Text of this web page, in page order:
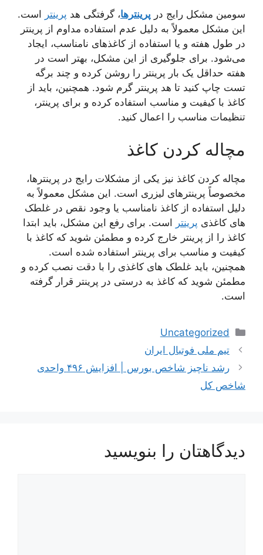
سومین مشکل رایج در پرینترها، گرفتگی هد پرینتر
است.
این مشکل معمولاً به دلیل عدم استفاده مداوم از پرینتر
در طول هفته و یا استفاده از کاغذهای نامناسب، ایجاد
می‌شود. برای جلوگیری از این مشکل، بهتر است در
هفته حداقل یک بار پرینتر را روشن کرده و چند برگه
تست چاپ کنید تا هد پرینتر گرم شود. همچنین، باید از
کاغذ با کیفیت و مناسب استفاده کرده و برای پرینتر،
تنظیمات مناسب را اعمال کنید.
مچاله کردن کاغذ
مچاله کردن کاغذ نیز یکی از مشکلات رایج در پرینترها،
مخصوصاً پرینترهای لیزری است. این مشکل معمولاً به
دلیل استفاده از کاغذ نامناسب یا وجود نقص در غلطک
های کاغذی پرینتر است. برای رفع این مشکل، باید ابتدا
کاغذ را از پرینتر خارج کرده و مطمئن شوید که کاغذ با
کیفیت و مناسب برای پرینتر استفاده شده است.
همچنین، باید غلطک های کاغذی را با دقت نصب کرده و
مطمئن شوید که کاغذ به درستی در پرینتر قرار گرفته
است.
دسته‌ها
Uncategorized
ناوبری
نوشته‌ها
تیم ملی فوتبال ایران
رشد ناچیز شاخص بورس | افزایش ۴۹۶ واحدی
شاخص کل
دیدگاهتان را بنویسید